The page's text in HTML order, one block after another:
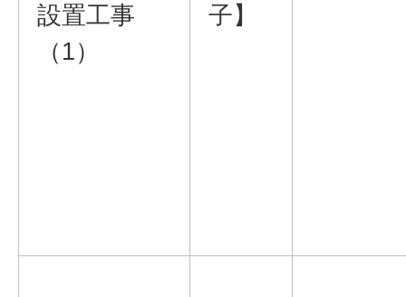
設置工事
（1）
子】